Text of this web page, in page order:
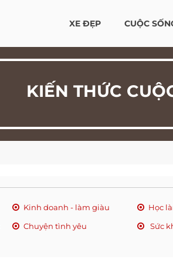
XE ĐẸP CUỘC
KIẾN THỨC
Kinh doanh - làm giàu Học
Chuyện tình yêu Sức